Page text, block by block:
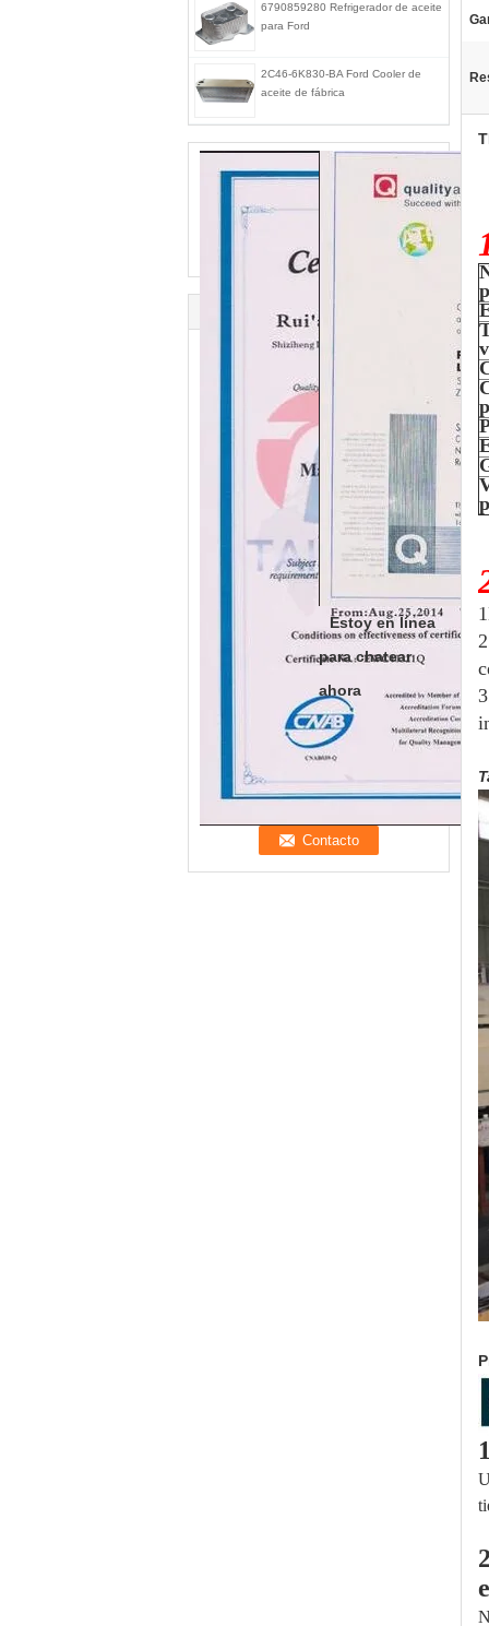
6790859280 Refrigerador de aceite
para Ford
2C46-6K830-BA Ford Cooler de
aceite de fábrica
Estoy en línea
para chatear
ahora